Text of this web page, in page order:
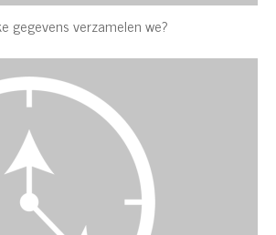
gegevens verzamelen we?